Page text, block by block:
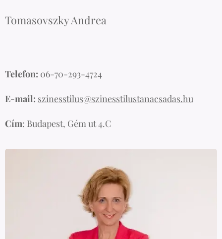
Tomasovszky Andrea
Telefon: 06-70-293-4724
E-mail: szinesstilus@szinesstilustanacsadas.hu
Cím: Budapest, Gém ut 4.C